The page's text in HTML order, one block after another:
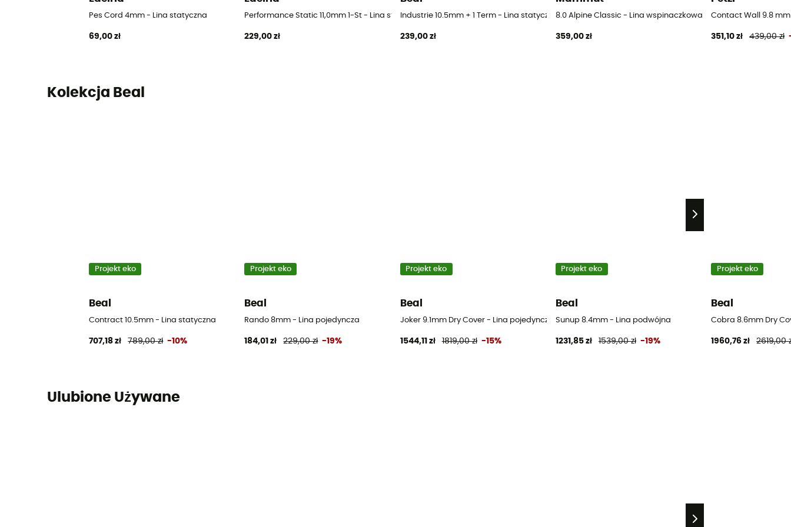
Pes Cord 4mm - Lina statyczna
69,00 zł
Performance Static 11,0mm 1-St - Lina statyczna
229,00 zł
Industrie 10.5mm + 1 Term - Lina statyczna
239,00 zł
8.0 Alpine Classic - Lina wspinaczkowa
359,00 zł
Contact Wall 9.8
351,10 zł 439,00 zł
Kolekcja Beal
Projekt eko
Beal
Contract 10.5mm - Lina statyczna
707,18 zł 789,00 zł -10%
Projekt eko
Beal
Rando 8mm - Lina pojedyncza
184,01 zł 229,00 zł -19%
Projekt eko
Beal
Joker 9.1mm Dry Cover - Lina pojedyncza
1544,11 zł 1819,00 zł -15%
Projekt eko
Beal
Sunup 8.4mm - Lina podwójna
1231,85 zł 1539,00 zł -19%
Projekt eko
Beal
Cobra 8.6mm Dry
1960,76 zł 2619,00
Ulubione Używane